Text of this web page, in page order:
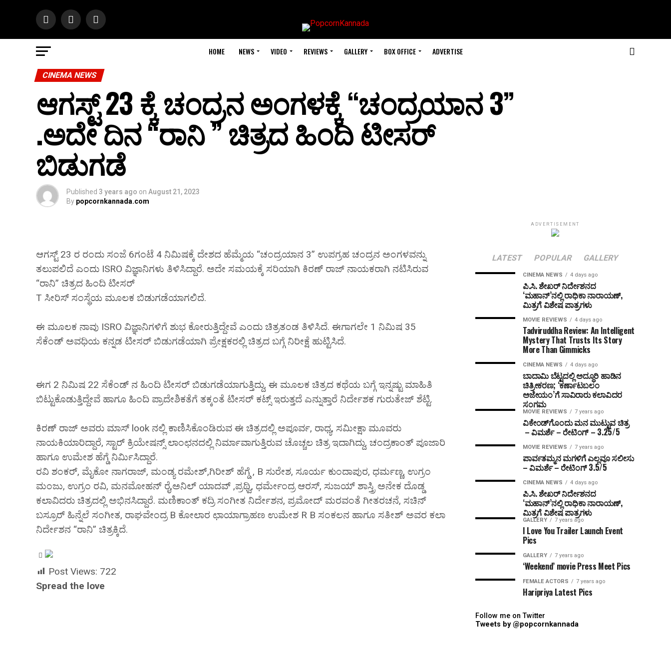
HOME NEWS VIDEO REVIEWS GALLERY BOX OFFICE ADVERTISE
CINEMA NEWS
ಆಗಸ್ಟ್ 23 ಕ್ಕೆ ಚಂದ್ರನ ಅಂಗಳಕ್ಕೆ “ಚಂದ್ರಯಾನ 3”
.ಅದೇ ದಿನ “ರಾನಿ ” ಚಿತ್ರದ ಹಿಂದಿ ಟೀಸರ್
ಬಿಡುಗಡೆ
Published 3 years ago on August 21, 2023
By popcornkannada.com
ಆಗಸ್ಟ್ 23 ರ ರಂದು ಸಂಜೆ 6ಗಂಟೆ 4 ನಿಮಿಷಕ್ಕೆ ದೇಶದ ಹೆಮ್ಮೆಯ “ಚಂದ್ರಯಾನ 3” ಉಪಗ್ರಹ ಚಂದ್ರನ ಅಂಗಳವನ್ನು
ತಲುಪಲಿದೆ ಎಂದು ISRO ವಿಜ್ಞಾನಿಗಳು ತಿಳಿಸಿದ್ದಾರೆ. ಅದೇ ಸಮಯಕ್ಕೆ ಸರಿಯಾಗಿ ಕಿರಣ್ ರಾಜ್ ನಾಯಕರಾಗಿ ನಟಿಸಿರುವ
“ರಾನಿ” ಚಿತ್ರದ ಹಿಂದಿ ಟೀಸರ್
T ಸೀರಿಸ್ ಸಂಸ್ಥೆಯ ಮೂಲಕ‌ ಬಿಡುಗಡೆಯಾಗಲಿದೆ.
ಈ ಮೂಲಕ ನಾವು ISRO ವಿಜ್ಞಾನಿಗಳಿಗೆ ಶುಭ ಕೋರುತ್ತಿದ್ದೇವೆ ಎಂದು ಚಿತ್ರತಂಡ ತಿಳಿಸಿದೆ. ಈಗಾಗಲೇ 1 ನಿಮಿಷ 35
ಸೆಕೆಂಡ್ ಅವಧಿಯ ಕನ್ನಡ ಟೀಸರ್ ಬಿಡುಗಡೆಯಾಗಿ ಪ್ರೇಕ್ಷಕರಲ್ಲಿ ಚಿತ್ರದ ಬಗ್ಗೆ ನಿರೀಕ್ಷೆ ಹುಟ್ಟಿಸಿದೆ.
ಈಗ 2 ನಿಮಿಷ 22 ಸೆಕೆಂಡ್ ನ ಹಿಂದಿ ಟೀಸರ್ ಬಿಡುಗಡೆಯಾಗುತ್ತಿದ್ದು, ಈ ಮೂಲಕ ಚಿತ್ರದ ಕಥೆಯ ಬಗ್ಗೆ ಇನ್ನಷ್ಟು ಮಾಹಿತಿ
ಬಿಟ್ಟುಕೊಡುತ್ತಿದ್ದೇವೆ ಹಾಗೂ ಹಿಂದಿ ಪ್ರಾದೇಶಿಕತೆಗೆ ತಕ್ಕಂತೆ ಟೀಸರ್ ಕಟ್ಸ್ ಇರುತ್ತದೆ ಎನ್ನುತ್ತಾರೆ ನಿರ್ದೇಶಕ ಗುರುತೇಜ್ ಶೆಟ್ಟಿ.
ಕಿರಣ್ ರಾಜ್ ಅವರು ಮಾಸ್ look ನಲ್ಲಿ ಕಾಣಿಸಿಕೊಂಡಿರುವ ಈ ಚಿತ್ರದಲ್ಲಿ ಅಪೂರ್ವ, ರಾಧ್ಯ, ಸಮೀಕ್ಷಾ ಮೂವರು
ನಾಯಕಿಯಾರಿದ್ದಾರೆ, ಸ್ಟಾರ್ ಕ್ರಿಯೇಷನ್ಸ್ ಲಾಂಛನದಲ್ಲಿ ನಿರ್ಮಾವಾಗುತ್ತಿರುವ ಚೊಚ್ಚಲ ಚಿತ್ರ ಇದಾಗಿದ್ದು, ಚಂದ್ರಕಾಂತ್ ಪೂಜಾರಿ
ಹಾಗೂ ಉಮೇಶ ಹೆಗ್ಡೆ ನಿರ್ಮಿಸಿದ್ದಾರೆ.
ರವಿ ಶಂಕರ್, ಮೈಕೋ ನಾಗರಾಜ್, ಮಂಡ್ಯ ರಮೇಶ್,ಗಿರೀಶ್ ಹೆಗ್ಡೆ , B ಸುರೇಶ, ಸೂರ್ಯ ಕುಂದಾಪುರ, ಧರ್ಮಣ್ಣ, ಉಗ್ರಂ
ಮಂಜು, ಉಗ್ರಂ ರವಿ, ಮನಮೋಹನ್ ರೈ,ಅನಿಲ್ ಯಾದವ್ ,ಪ್ರಥ್ವಿ, ಧರ್ಮೇಂದ್ರ ಆರಸ್, ಸುಜಯ್ ಶಾಸ್ತ್ರಿ ಅನೇಕ ದೊಡ್ಡ
ಕಲಾವಿದರು ಚಿತ್ರದಲ್ಲಿ ಅಭಿನಸಿದ್ದಾರೆ. ಮಣಿಕಾಂತ್ ಕದ್ರಿ ಸಂಗೀತ ನಿರ್ದೇಶನ, ಪ್ರಮೋದ್ ಮರವಂತೆ ಗೀತರಚನೆ, ಸಚಿನ್
ಬಸ್ರೂರ್ ಹಿನ್ನೆಲೆ ಸಂಗೀತ, ರಾಘವೇಂದ್ರ B ಕೋಲಾರ ಛಾಯಾಗ್ರಾಹಣ ಉಮೇಶ R B ಸಂಕಲನ ಹಾಗೂ ಸತೀಶ್ ಅವರ ಕಲಾ
ನಿರ್ದೇಶನ “ರಾನಿ” ಚಿತ್ರಕ್ಕಿದೆ.
Post Views: 722
Spread the love
ADVERTISEMENT
LATEST POPULAR GALLERY
CINEMA NEWS 4 days ago
ಪಿ.ಸಿ. ಶೇಖರ್ ನಿರ್ದೇಶನದ
‘ಮಹಾನ್’ನಲ್ಲಿ ರಾಧಿಕಾ ನಾರಾಯಣ್,
ಮಿತ್ರಗೆ ವಿಶೇಷ ಪಾತ್ರಗಳು
MOVIE REVIEWS 4 days ago
Tadviruddha Review: An Intelligent
Mystery That Trusts Its Story
More Than Gimmicks
CINEMA NEWS 4 days ago
ಬಾದಾಮಿ ಬೆಟ್ಟದಲ್ಲಿ ಅದ್ಧೂರಿ ಹಾಡಿನ
ಚಿತ್ರೀಕರಣ; ‘ಕರ್ಣಾಟಬಲಂ
ಅಜೇಯಂ’ಗೆ ಸಾವಿರಾರು ಕಲಾವಿದರ
ಸಂಗಮ
MOVIE REVIEWS 7 years ago
ವಿಕೇಂಡ್‌ಗೊಂದು ಮನ ಮುಟ್ಟುವ ಚಿತ್ರ
– ವಿಮರ್ಶೆ – ರೇಟಿಂಗ್ – 3.25/5
MOVIE REVIEWS 7 years ago
ಪಾರ್ವತಮ್ಮನ ಮಗಳಿಗೆ ಎಲ್ಲವೂ ಸಲೀಸು
– ವಿಮರ್ಶೆ – ರೇಟಿಂಗ್ 3.5/5
CINEMA NEWS 4 days ago
ಪಿ.ಸಿ. ಶೇಖರ್ ನಿರ್ದೇಶನದ
‘ಮಹಾನ್’ನಲ್ಲಿ ರಾಧಿಕಾ ನಾರಾಯಣ್,
ಮಿತ್ರಗೆ ವಿಶೇಷ ಪಾತ್ರಗಳು
GALLERY 7 years ago
I Love You Trailer Launch Event
Pics
GALLERY 7 years ago
‘Weekend’ movie Press Meet Pics
FEMALE ACTORS 7 years ago
Haripriya Latest Pics
Follow me on Twitter
Tweets by @popcornkannada